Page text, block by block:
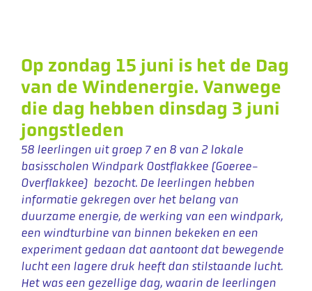
Op zondag 15 juni is het de Dag
van de Windenergie. Vanwege
die dag hebben dinsdag 3 juni
jongstleden
58 leerlingen uit groep 7 en 8 van 2 lokale
basisscholen Windpark Oostflakkee (Goeree-
Overflakkee) bezocht. De leerlingen hebben
informatie gekregen over het belang van
duurzame energie, de werking van een windpark,
een windturbine van binnen bekeken en een
experiment gedaan dat aantoont dat bewegende
lucht een lagere druk heeft dan stilstaande lucht.
Het was een gezellige dag, waarin de leerlingen